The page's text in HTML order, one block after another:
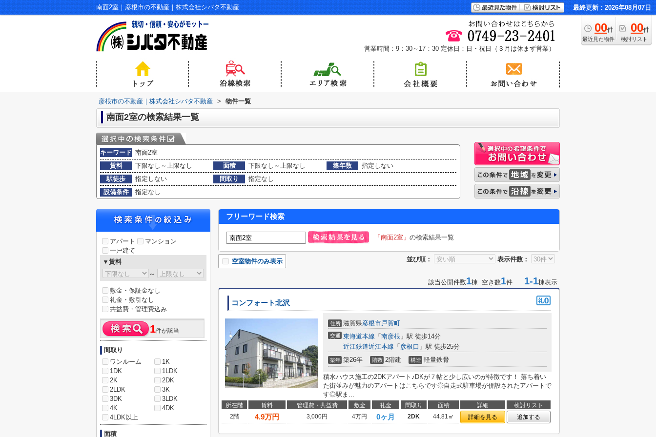
南面2室｜彦根市の不動産｜株式会社シバタ不動産 最終更新：2026年08月07日
00件
最近見た物件
00件
検討リスト
営業時間：9：30～17：30 定休日：日・祝日（３月は休まず営業）
彦根市の不動産｜株式会社シバタ不動産 > 物件一覧
南面2室の検索結果一覧
キーワード 南面2室
賃料
下限なし～上限なし 面積 下限なし～上限なし 築年数
指定しない
駅徒歩
指定しない 間取り
指定なし
設備条件
指定なし
フリーワード検索
「南面2室」 の検索結果一覧
並び順： 表示件数：
空室物件のみ表示
該当公開件数1棟 空き数1件 1-1棟表示
コンフォート北沢
住所 滋賀県彦根市戸賀町
交通 東海道本線 「 南彦根 」駅 徒歩14分
近江鉄道近江本線 「 彦根口 」駅 徒歩25分
築年 築26年 階数 2階建 構造 軽量鉄骨
積水ハウス施工の2DKアパート♪DKが７帖と少し広いのが特徴です！ 落ち着い
た街並みが魅力のアパートはこちらです◎自走式駐車場が併設されたアパートで
す◎駅ま...
所在階 賃料 管理費・共益費 敷金 礼金 間取り 面積 詳細
検討リスト
2階
4.9万円 3,000円 4万円 0ヶ月 2DK 44.81㎡ 詳細を見る 追加する
アパート
マンション
一戸建て
▼賃料
～
敷金・保証金なし
礼金・敷引なし
共益費・管理費込み
1件が該当
間取り
ワンルーム
1K
1DK
1LDK
2K
2DK
2LDK
3K
3DK
3LDK
4K
4DK
4LDK以上
面積